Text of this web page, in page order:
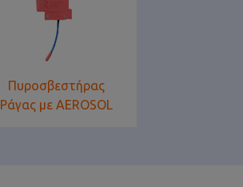
Πυροσβεστήρας
Ράγας με AEROSOL